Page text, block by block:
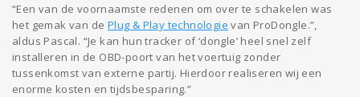
“Een van de voornaamste redenen om over te schakelen was
het gemak van de Plug & Play technologie van ProDongle.”,
aldus Pascal. “Je kan hun tracker of ‘dongle’ heel snel zelf
installeren in de OBD-poort van het voertuig zonder
tussenkomst van externe partij. Hierdoor realiseren wij een
enorme kosten en tijdsbesparing.”